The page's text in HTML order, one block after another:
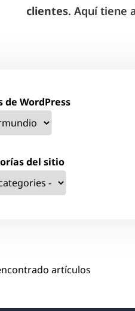
clientes. Aquí tiene
de WordPress
del sitio
artículos